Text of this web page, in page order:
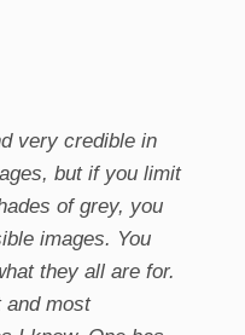
very credible in
but if you limit
of grey, you
images. You
they all are for.
and most